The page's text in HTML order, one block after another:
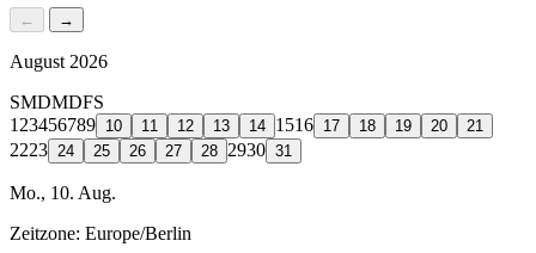
← →
August 2026
SMDMDFS
1 23456789 10 11 12 13 14 1516 17 18 19 20 21
2223 24 25 26 27 28 2930 31
Mo., 10. Aug.
Zeitzone: Europe/Berlin